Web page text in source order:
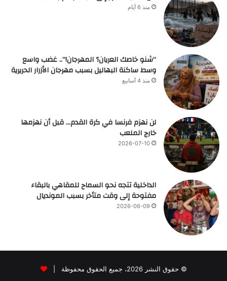
منذ 6 أيام
“شنو خاصك العريان؟ المهرجان!”.. غضب واسع
وسط ساكنة البهاليل بسبب مهرجان الأزرار الحريرية
منذ 4 أسابيع
لن نهزم فرنسا في كرة القدم… قبل أن نهزمها
خارج الملعب
2026-07-10
الداخلية تتجه نحو السماح للمقاهي بالبقاء
مفتوحة إلى وقت متأخر بسبب المونديال
2026-06-09
© حقوق النشر 2026، جميع الحقوق محفوظة |